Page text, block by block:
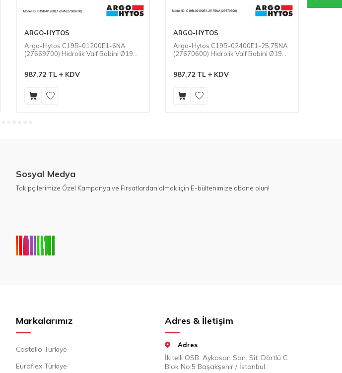
ARGO-HYTOS
Argo-Hytos C19B-01200E1-6NA
(27669700) Hidrolik Valf Bobini Ø19
987,72 TL KDV
ARGO-HYTOS
Argo-Hytos C19B-02400E1-25,75NA
(27670600) Hidrolik Valf Bobini Ø19
987,72 TL KDV
Sosyal Medya
Takipçilerimize Özel Kampanya ve Fırsatlardan olmak için E-bültenimize abone olun!
Markalarımız
Castello Türkiye
Euroflex Türkiye
Adres & İletişim
Adres
İkitelli OSB. Aykosan San. Sit. Dörtlü C
Blok No:5 Başakşehir / İstanbul